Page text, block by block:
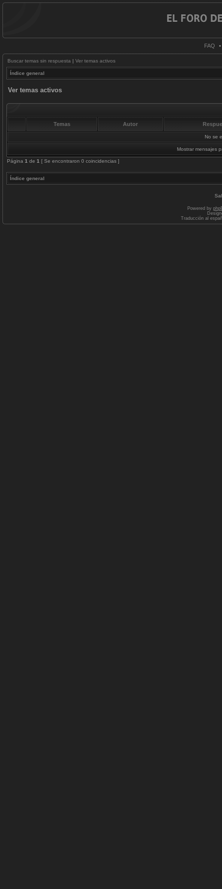
FAQ •
Buscar temas sin respuesta | Ver temas activos
Índice general
Ver temas activos
Temas Autor
No se
Mostrar mensajes
Página 1 de 1 [ Se encontraron 0 coincidencias ]
Índice general
Powered by
Traducción al